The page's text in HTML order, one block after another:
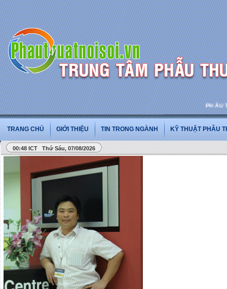
PHẪU
TRANG CHỦ GIỚI THIỆU TIN TRONG NGÀNH KỸ THUẬT PHẪU
00:48 ICT Thứ Sáu, 07/08/2026